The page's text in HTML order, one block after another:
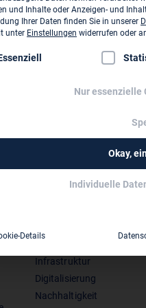
Neues VBI-
Infrastruktur
Digitalisierung
Nachhaltigkeit
und Inhalte oder Anzeigen- und
Ihrer Daten finden Sie in unserer
unter Einstellungen widerrufen oder
eine Liste der Service-
Nur essenzielle
Okay,
Individuelle
Details